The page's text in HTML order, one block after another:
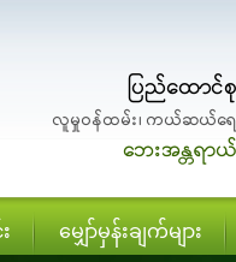
မျှော်မှန်းချက်များ